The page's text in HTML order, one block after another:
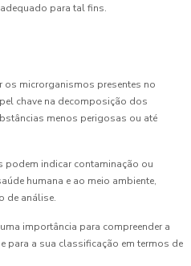
para tal fins.
microrganismos presentes no
chave na decomposição dos
menos perigosas ou até
indicar contaminação ou
humana e ao meio ambiente,
de análise.
importância para compreender a
para a sua classificação em termos de